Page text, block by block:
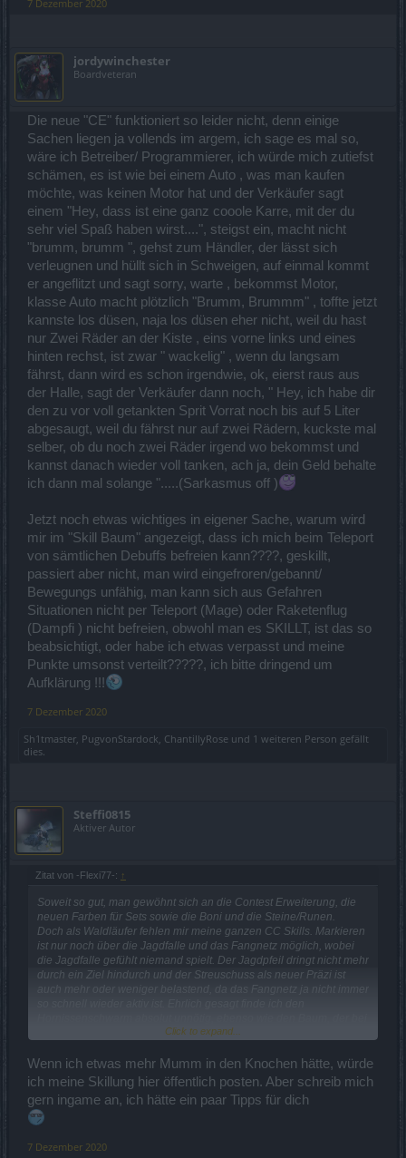
7 Dezember 2020
jordywinchester
Boardveteran
Die neue "CE" funktioniert so leider nicht, denn einige
Sachen liegen ja vollends im argem, ich sage es mal so,
wäre ich Betreiber/ Programmierer, ich würde mich zutiefst
schämen, es ist wie bei einem Auto , was man kaufen
möchte, was keinen Motor hat und der Verkäufer sagt
einem "Hey, dass ist eine ganz cooole Karre, mit der du
sehr viel Spaß haben wirst....", steigst ein, macht nicht
"brumm, brumm ", gehst zum Händler, der lässt sich
verleugnen und hüllt sich in Schweigen, auf einmal kommt
er angeflitzt und sagt sorry, warte , bekommst Motor,
klasse Auto macht plötzlich "Brumm, Brummm" , toffte jetzt
kannste los düsen, naja los düsen eher nicht, weil du hast
nur Zwei Räder an der Kiste , eins vorne links und eines
hinten rechst, ist zwar " wackelig" , wenn du langsam
fährst, dann wird es schon irgendwie, ok, eierst raus aus
der Halle, sagt der Verkäufer dann noch, " Hey, ich habe dir
den zu vor voll getankten Sprit Vorrat noch bis auf 5 Liter
abgesaugt, weil du fährst nur auf zwei Rädern, kuckste mal
selber, ob du noch zwei Räder irgend wo bekommst und
kannst danach wieder voll tanken, ach ja, dein Geld behalte
ich dann mal solange ".....(Sarkasmus off )
Jetzt noch etwas wichtiges in eigener Sache, warum wird
mir im "Skill Baum" angezeigt, dass ich mich beim Teleport
von sämtlichen Debuffs befreien kann????, geskillt,
passiert aber nicht, man wird eingefroren/gebannt/
Bewegungs unfähig, man kann sich aus Gefahren
Situationen nicht per Teleport (Mage) oder Raketenflug
(Dampfi ) nicht befreien, obwohl man es SKILLT, ist das so
beabsichtigt, oder habe ich etwas verpasst und meine
Punkte umsonst verteilt?????, ich bitte dringend um
Aufklärung !!!
7 Dezember 2020
Sh1tmaster PugvonStardock ChantillyRose und 1 weiteren Person gefällt
dies.
Steffi0815
Aktiver Autor
Zitat von -Flexi77-: ↑
Soweit so gut, man gewöhnt sich an die Contest Erweiterung, die
neuen Farben für Sets sowie die Boni und die Steine/Runen.
Doch als Waldläufer fehlen mir meine ganzen CC Skills. Markieren
ist nur noch über die Jagdfalle und das Fangnetz möglich, wobei
die Jagdfalle gefühlt niemand spielt. Der Jagdpfeil dringt nicht mehr
durch ein Ziel hindurch und der Streuschuss als neuer Präzi ist
auch mehr oder weniger belastend, da das Fangnetz ja nicht immer
mir nur rum steht und sich freut, dass er bald alle Blätter verliert.
gut spielen kann, wäre ich sehr dankbar, ich habe nämlich absolut
keine Ahnung, wie ich mich mit den neuen Skills arrangieren soll.
So weit so gut, an sich ist die Erweiterung recht okay, nur finde ich
dass die Waldläufer einfach richtig schlecht wegkommen.
Click to expand...
Wenn ich etwas mehr Mumm in den Knochen hätte, würde
ich meine Skillung hier öffentlich posten. Aber schreib mich
gern ingame an, ich hätte ein paar Tipps für dich
7 Dezember 2020